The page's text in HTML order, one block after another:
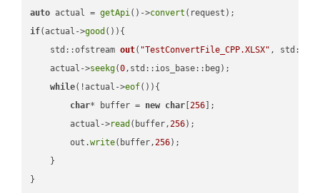
auto actual = getApi()->convert
if(actual->good ()){
std::ofstream out( "TestConvertFile_CPP.XLSX" ,
    actual->
seekg(0,std::ios_base::beg);
while(!actual->eof()){
char* buffer = new char [256 ];
        actual->
read (buffer,256);
        out.
write(buffer,256);
    }
}